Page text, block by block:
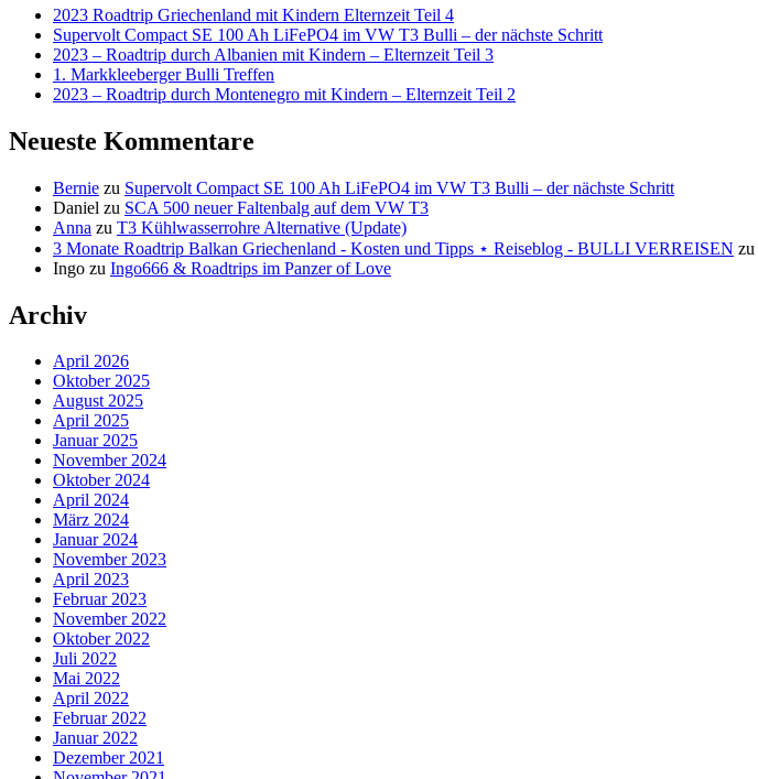
2023 Roadtrip Griechenland mit Kindern Elternzeit Teil 4
Supervolt Compact SE 100 Ah LiFePO4 im VW T3 Bulli – der nächste Schritt
2023 – Roadtrip durch Albanien mit Kindern – Elternzeit Teil 3
1. Markkleeberger Bulli Treffen
2023 – Roadtrip durch Montenegro mit Kindern – Elternzeit Teil 2
Neueste Kommentare
Bernie zu Supervolt Compact SE 100 Ah LiFePO4 im VW T3 Bulli – der nächste Schritt
Daniel zu SCA 500 neuer Faltenbalg auf dem VW T3
Anna zu T3 Kühlwasserrohre Alternative (Update)
3 Monate Roadtrip Balkan Griechenland - Kosten und Tipps ⋆ Reiseblog - BULLI VERREISEN zu
Ingo zu Ingo666 & Roadtrips im Panzer of Love
Archiv
April 2026
Oktober 2025
August 2025
April 2025
Januar 2025
November 2024
Oktober 2024
April 2024
März 2024
Januar 2024
November 2023
April 2023
Februar 2023
November 2022
Oktober 2022
Juli 2022
Mai 2022
April 2022
Februar 2022
Januar 2022
Dezember 2021